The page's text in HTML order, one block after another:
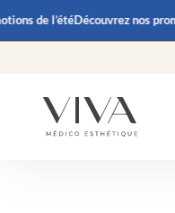
de l’étéDécouvrez nos